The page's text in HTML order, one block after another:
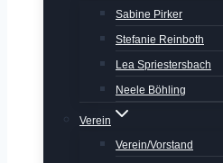
Sabine Pirker
Stefanie Reinboth
Lea Spriestersbach
Neele Böhling
Verein
Verein/Vorstand